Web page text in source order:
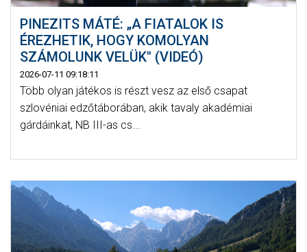
PINEZITS MÁTÉ: „A FIATALOK IS
ÉREZHETIK, HOGY KOMOLYAN
SZÁMOLUNK VELÜK" (VIDEÓ)
2026-07-11 09:18:11
Több olyan játékos is részt vesz az első csapat
szlovéniai edzőtáborában, akik tavaly akadémiai
gárdáinkat, NB III-as cs...